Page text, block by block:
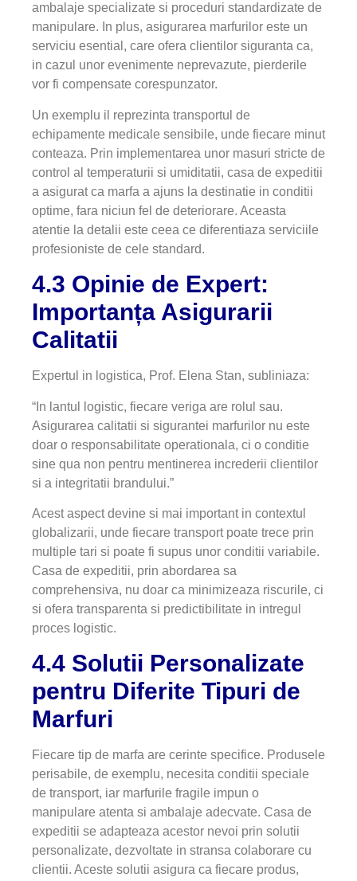
ambalaje specializate si proceduri standardizate de
manipulare. In plus, asigurarea marfurilor este un
serviciu esential, care ofera clientilor siguranta ca,
in cazul unor evenimente neprevazute, pierderile
vor fi compensate corespunzator.
Un exemplu il reprezinta transportul de
echipamente medicale sensibile, unde fiecare minut
conteaza. Prin implementarea unor masuri stricte de
control al temperaturii si umiditatii, casa de expeditii
a asigurat ca marfa a ajuns la destinatie in conditii
optime, fara niciun fel de deteriorare. Aceasta
atentie la detalii este ceea ce diferentiaza serviciile
profesioniste de cele standard.
4.3 Opinie de Expert:
Importanța Asigurarii
Calitatii
Expertul in logistica, Prof. Elena Stan, subliniaza:
“In lantul logistic, fiecare veriga are rolul sau.
Asigurarea calitatii si sigurantei marfurilor nu este
doar o responsabilitate operationala, ci o conditie
sine qua non pentru mentinerea increderii clientilor
si a integritatii brandului.”
Acest aspect devine si mai important in contextul
globalizarii, unde fiecare transport poate trece prin
multiple tari si poate fi supus unor conditii variabile.
Casa de expeditii, prin abordarea sa
comprehensiva, nu doar ca minimizeaza riscurile, ci
si ofera transparenta si predictibilitate in intregul
proces logistic.
4.4 Solutii Personalizate
pentru Diferite Tipuri de
Marfuri
Fiecare tip de marfa are cerinte specifice. Produsele
perisabile, de exemplu, necesita conditii speciale
de transport, iar marfurile fragile impun o
manipulare atenta si ambalaje adecvate. Casa de
expeditii se adapteaza acestor nevoi prin solutii
personalizate, dezvoltate in stransa colaborare cu
clientii. Aceste solutii asigura ca fiecare produs,